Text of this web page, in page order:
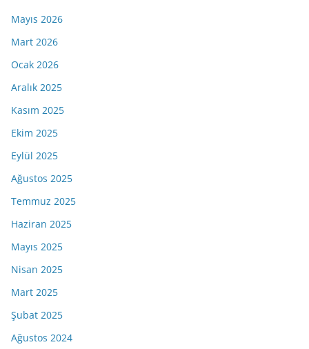
Mayıs 2026
Mart 2026
Ocak 2026
Aralık 2025
Kasım 2025
Ekim 2025
Eylül 2025
Ağustos 2025
Temmuz 2025
Haziran 2025
Mayıs 2025
Nisan 2025
Mart 2025
Şubat 2025
Ağustos 2024